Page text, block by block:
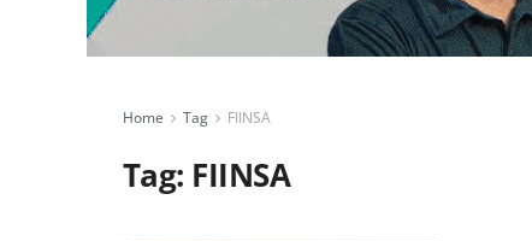
Home Tag FIINSA
Tag: FIINSA